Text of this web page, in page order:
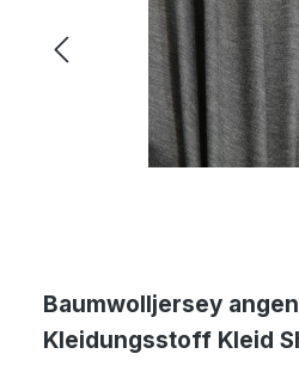
Baumwolljersey
Kleidungsstoff Kleid